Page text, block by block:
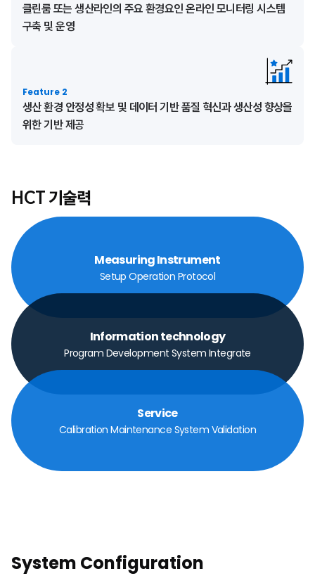
클린룸 또는 생산라인의 주요 환경요인 온라인 모니터링 시스템
구축 및 운영
Feature 2
생산 환경 안정성 확보 및 데이터 기반 품질 혁신과 생산성 향상을
위한 기반 제공
HCT 기술력
Measuring Instrument
Setup Operation Protocol
Information technology
Program Development System Integrate
Service
Calibration Maintenance System Validation
System Configuration